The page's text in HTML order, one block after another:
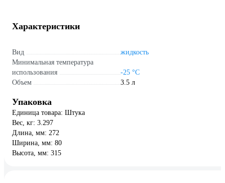
Характеристики
Вид
жидкость
Минимальная температура
использования
-25 °С
Объем
3.5 л
Упаковка
Единица товара: Штука
Вес, кг: 3.297
Длина, мм: 272
Ширина, мм: 80
Высота, мм: 315